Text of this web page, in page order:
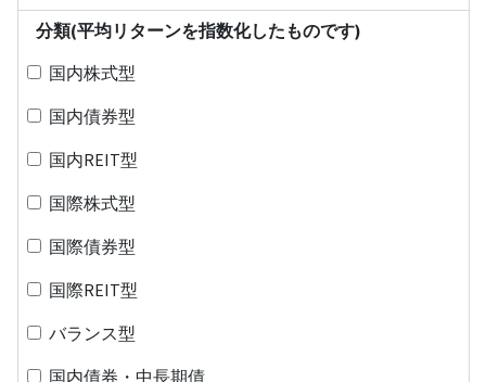
分類(平均リターンを指数化したものです)
国内株式型
国内債券型
国内REIT型
国際株式型
国際債券型
国際REIT型
バランス型
国内債券・中長期債